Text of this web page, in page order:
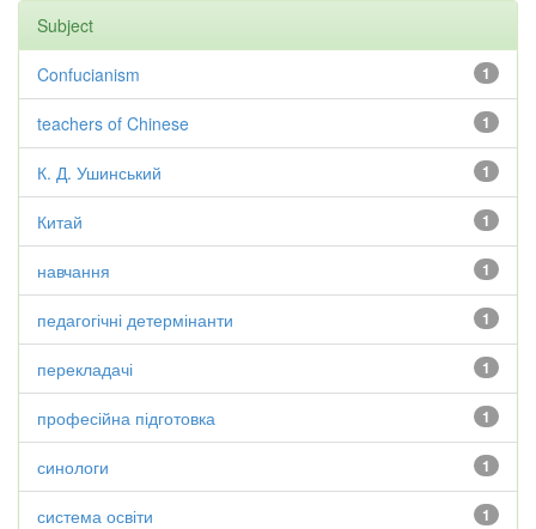
Subject
1
Confucianism
1
teachers of Chinese
1
К. Д. Ушинський
1
Китай
1
навчання
1
педагогічні детермінанти
1
перекладачі
1
професійна підготовка
1
синологи
1
система освіти